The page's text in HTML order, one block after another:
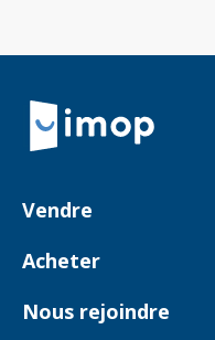
Retour à la navigation principale
Vendre
Comment ça marche ?
Acheter
Biens en vente
Nous rejoindre